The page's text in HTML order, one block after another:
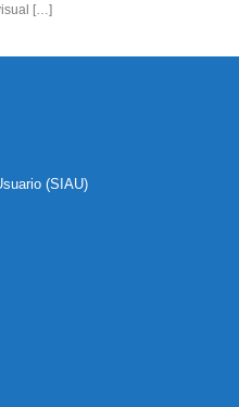
[…]
(SIAU)